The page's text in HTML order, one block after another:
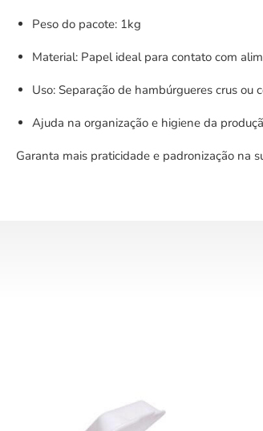
Peso do pacote: 1kg
Material: Papel ideal para contato com
Uso: Separação de hambúrgueres crus ou
Ajuda na organização e higiene da
Garanta mais praticidade e padronização na